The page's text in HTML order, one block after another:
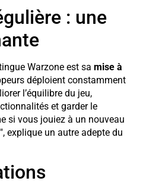
: une
Warzone est sa mise à
déploient constamment
l’équilibre du jeu,
et garder le
si vous jouiez à un nouveau
explique un autre adepte du